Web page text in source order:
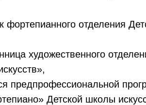
отделения
художественного
предпрофессиональной
Детской школы